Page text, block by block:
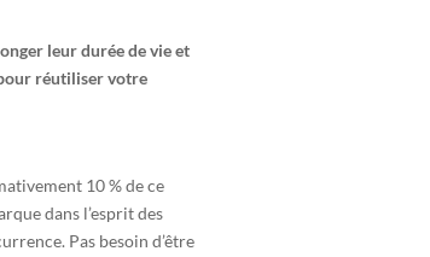
leur durée de vie et
pour réutiliser votre
10 % de ce
dans l’esprit des
Pas besoin d’être